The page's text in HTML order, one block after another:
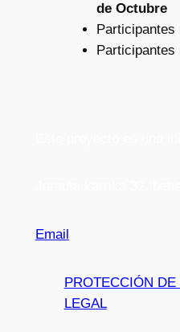
de Octubre
Participantes
Email
PROTECCIÓN DE
LEGAL